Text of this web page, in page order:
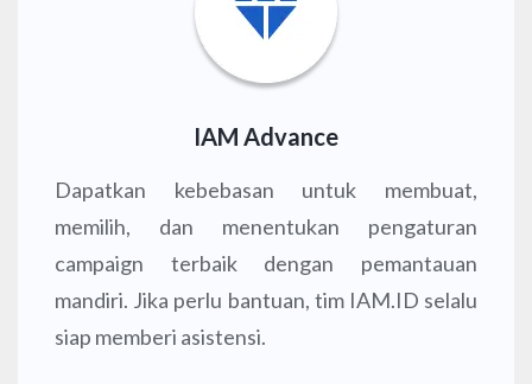
IAM Advance
Dapatkan kebebasan untuk membuat,
memilih, dan menentukan pengaturan
campaign terbaik dengan pemantauan
mandiri. Jika perlu bantuan, tim IAM.ID selalu
siap memberi asistensi.